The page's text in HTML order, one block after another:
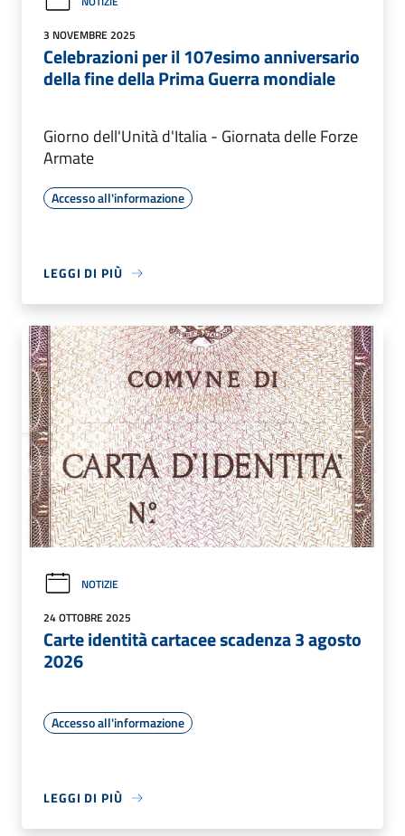
3 NOVEMBRE 2025
Celebrazioni per il 107esimo anniversario
della fine della Prima Guerra mondiale
Giorno dell'Unità d'Italia - Giornata delle Forze
Armate
Accesso all'informazione
LEGGI DI PIÙ
NOTIZIE
24 OTTOBRE 2025
Carte identità cartacee scadenza 3 agosto
2026
Accesso all'informazione
LEGGI DI PIÙ